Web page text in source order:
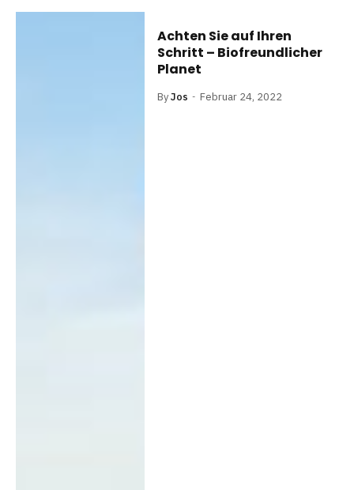
Achten Sie auf Ihren
Schritt – Biofreundlicher
Planet
ByJos Februar 24, 2022